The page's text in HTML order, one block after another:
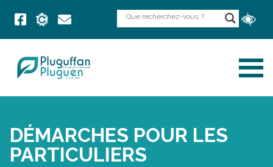
DÉMARCHES POUR LES
PARTICULIERS